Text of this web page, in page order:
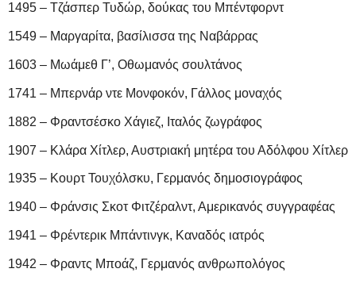
1495 – Τζάσπερ Τυδώρ, δούκας του Μπέντφορντ
1549 – Μαργαρίτα, βασίλισσα της Ναβάρρας
1603 – Μωάμεθ Γ’, Οθωμανός σουλτάνος
1741 – Μπερνάρ ντε Μονφοκόν, Γάλλος μοναχός
1882 – Φραντσέσκο Χάγιεζ, Ιταλός ζωγράφος
1907 – Κλάρα Χίτλερ, Αυστριακή μητέρα του Αδόλφου Χίτλερ
1935 – Κουρτ Τουχόλσκυ, Γερμανός δημοσιογράφος
1940 – Φράνσις Σκοτ Φιτζέραλντ, Αμερικανός συγγραφέας
1941 – Φρέντερικ Μπάντινγκ, Καναδός ιατρός
1942 – Φραντς Μποάζ, Γερμανός ανθρωπολόγος